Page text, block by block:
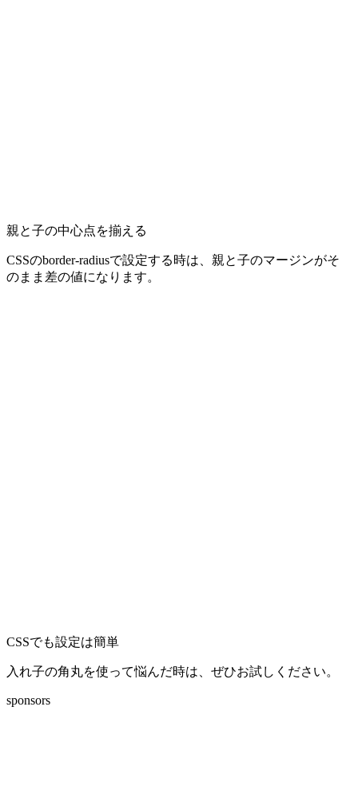
親と子の中心点を揃える
CSSのborder-radiusで設定する時は、親と子のマージンがそ
のまま差の値になります。
CSSでも設定は簡単
入れ子の角丸を使って悩んだ時は、ぜひお試しください。
sponsors